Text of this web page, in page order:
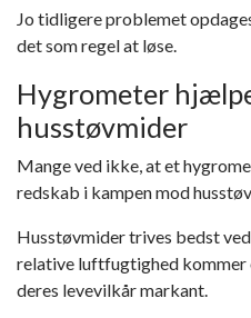
Jo tidligere problemet
det som regel at løse.
Hygrometer
husstøvmider
Mange ved ikke, at et
redskab i kampen mod
Husstøvmider trives bedst
relative luftfugtighed kommer
deres levevilkår markant.